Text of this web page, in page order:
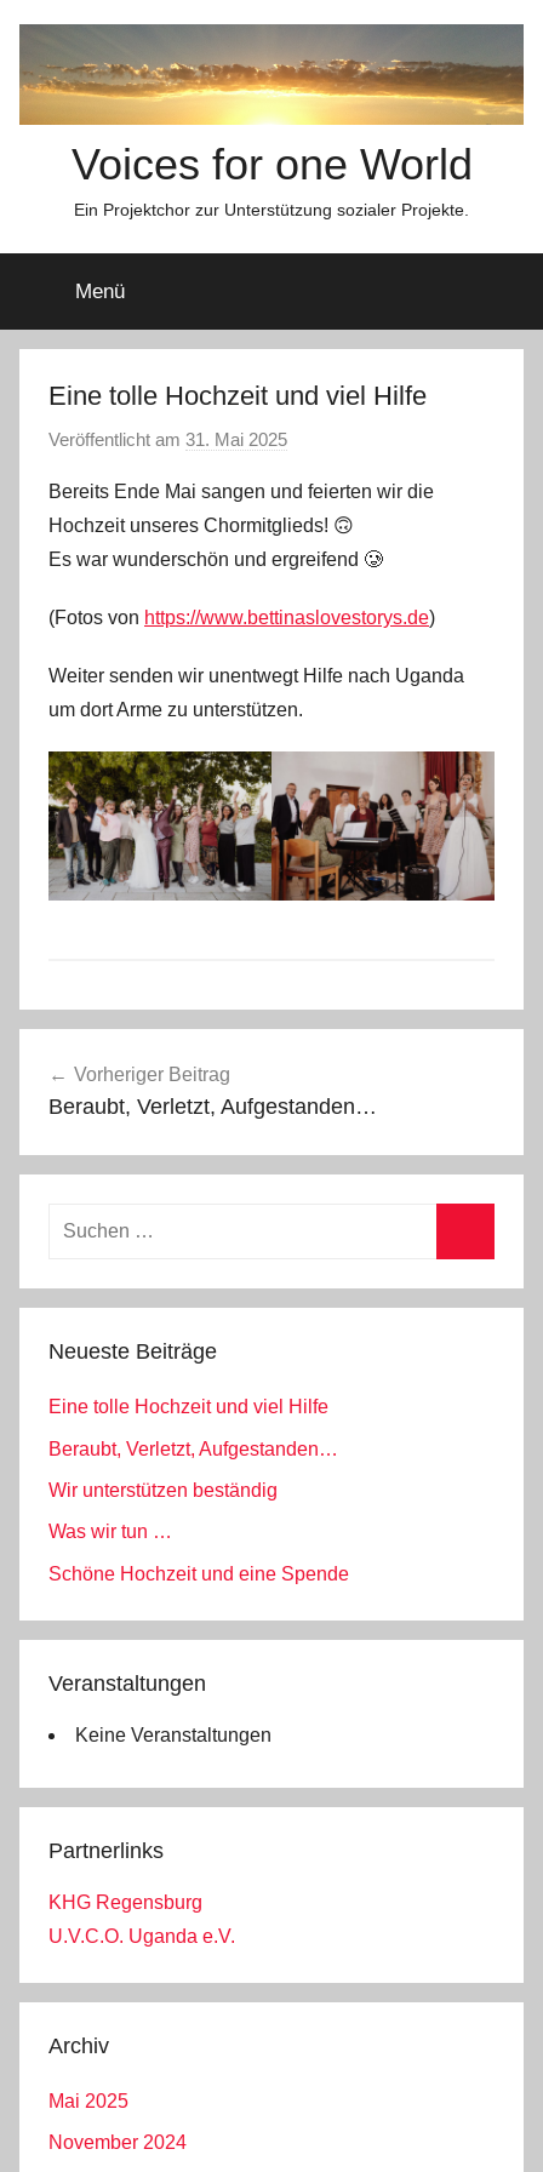
springen
Voices for one World
Ein Projektchor zur Unterstützung sozialer Projekte.
Menü
Eine tolle Hochzeit und viel Hilfe
Veröffentlicht am 31. Mai 2025
n
s
t
f
n
o
Bereits Ende Mai sangen und feierten wir die
Hochzeit unseres Chormitglieds! 🙃
Es war wunderschön und ergreifend 🥲
(Fotos von https://www.bettinaslovestorys.de)
Weiter senden wir unentwegt Hilfe nach Uganda
um dort Arme zu unterstützen.
A
e
Vorheriger Beitrag
Beraubt, Verletzt, Aufgestanden…
Suchen
Neueste Beiträge
Eine tolle Hochzeit und viel Hilfe
Beraubt, Verletzt, Aufgestanden…
Wir unterstützen beständig
Was wir tun …
Schöne Hochzeit und eine Spende
Veranstaltungen
Keine Veranstaltungen
Partnerlinks
KHG Regensburg
U.V.C.O. Uganda e.V.
Archiv
Mai 2025
November 2024